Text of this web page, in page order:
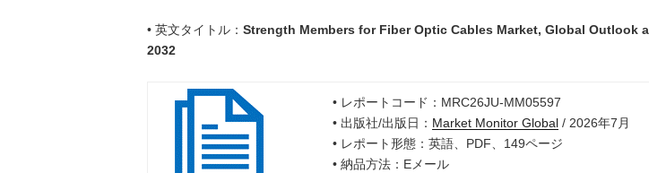
• 英文タイトル： Strength Members for Fiber Optic Cables Market, Global Outlook
2032
• レポートコード：MRC26JU-MM05597
• 出版社/出版日： Market Monitor Global/ 2026年7月
• レポート形態：英語、PDF、149ページ
• 納品方法：Eメール